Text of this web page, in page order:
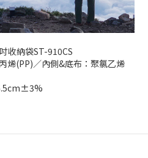
收納袋ST-910CS
烯(PP)／內側&底布：聚氯乙烯